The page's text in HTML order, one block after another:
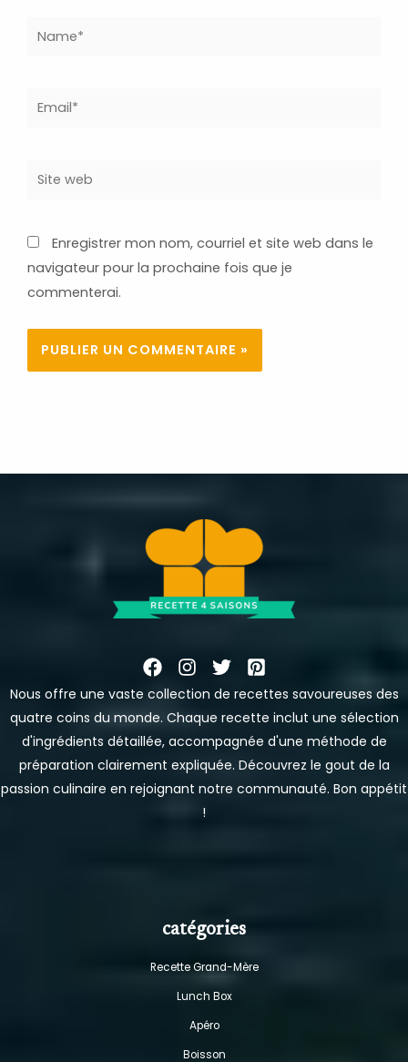
Name*
Email*
Site
Enregistrer mon nom, courriel et site web dans le
navigateur pour la prochaine fois que je
commenterai.
Nous offre une vaste collection de recettes savoureuses des
quatre coins du monde. Chaque recette inclut une sélection
d'ingrédients détaillée, accompagnée d'une méthode de
préparation clairement expliquée. Découvrez le gout de la
passion culinaire en rejoignant notre communauté. Bon appétit
!
catégories
Recette Grand-Mère
Lunch Box
Apéro
Boisson